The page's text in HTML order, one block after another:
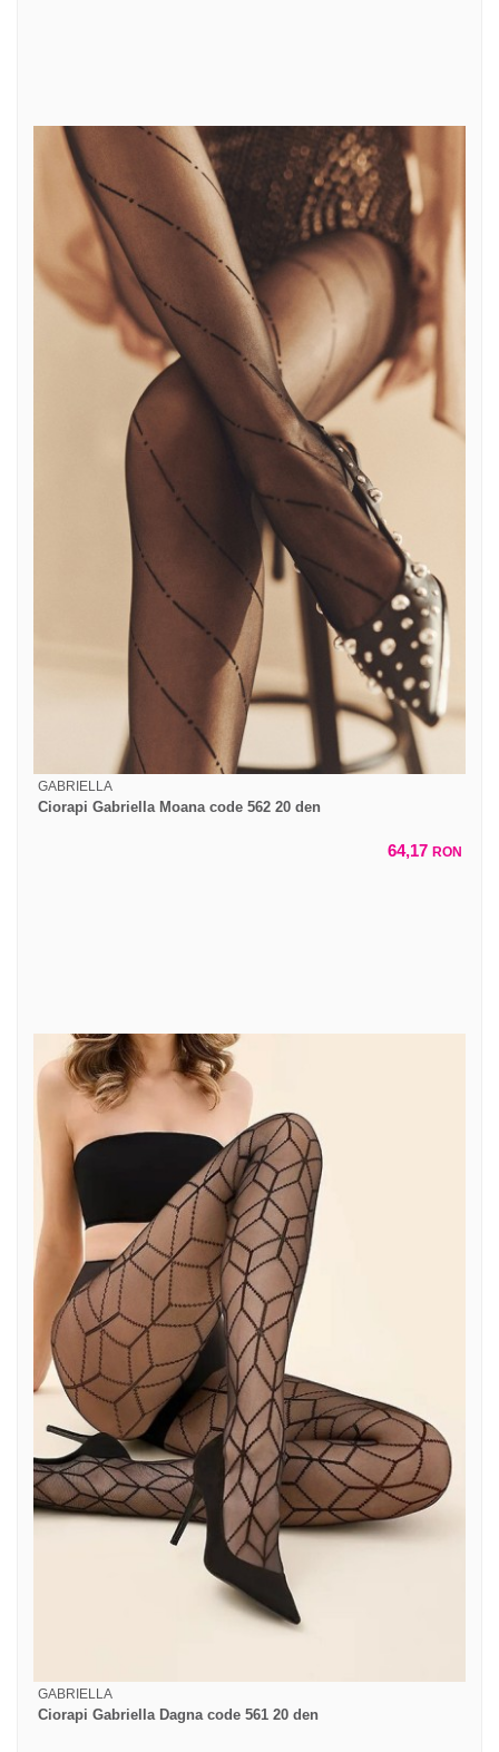
GABRIELLA
Ciorapi Gabriella Moana code 562 20 den
64,17 RON
GABRIELLA
Ciorapi Gabriella Dagna code 561 20 den